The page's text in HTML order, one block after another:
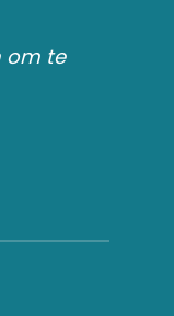
om te